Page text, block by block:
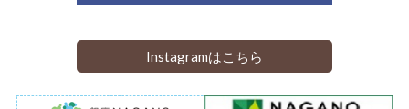
Instagramはこちら